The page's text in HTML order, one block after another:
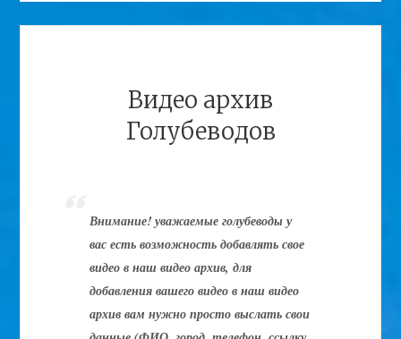
Видео архив
Голубеводов
Внимание! уважаемые голубеводы у
вас есть возможность добавлять свое
видео в наш видео архив, для
добавления вашего видео в наш видео
архив вам нужно просто выслать свои